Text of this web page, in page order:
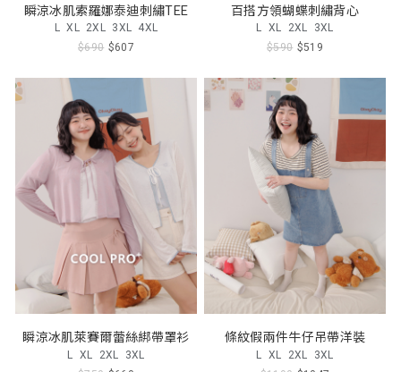
瞬涼冰肌索羅娜泰迪刺繡TEE
L XL 2XL 3XL 4XL
$690 $607
百搭方領蝴蝶刺繡背心
L XL 2XL 3XL
$590 $519
瞬涼冰肌萊賽爾蕾絲綁帶罩衫
L XL 2XL 3XL
條紋假兩件牛仔吊帶洋裝
L XL 2XL 3XL